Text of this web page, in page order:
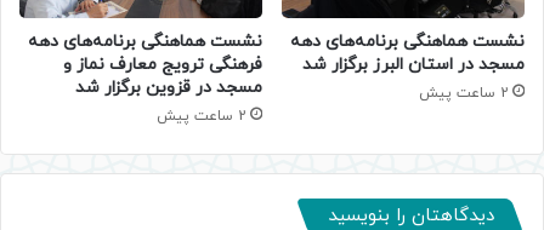
نشست هماهنگی برنامه‌های دهه
مسجد در استان البرز برگزار شد
2 ساعت پیش
نشست هماهنگی برنامه‌های دهه
فرهنگی ترویج معارف نماز و
مسجد در قزوین برگزار شد
2 ساعت پیش
دیدگاهتان را بنویسید